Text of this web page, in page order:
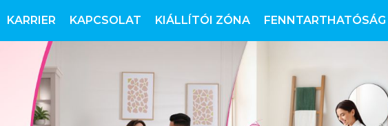
KARRIER KAPCSOLAT KIÁLLÍTÓI ZÓNA FENNTARTHATÓSÁG